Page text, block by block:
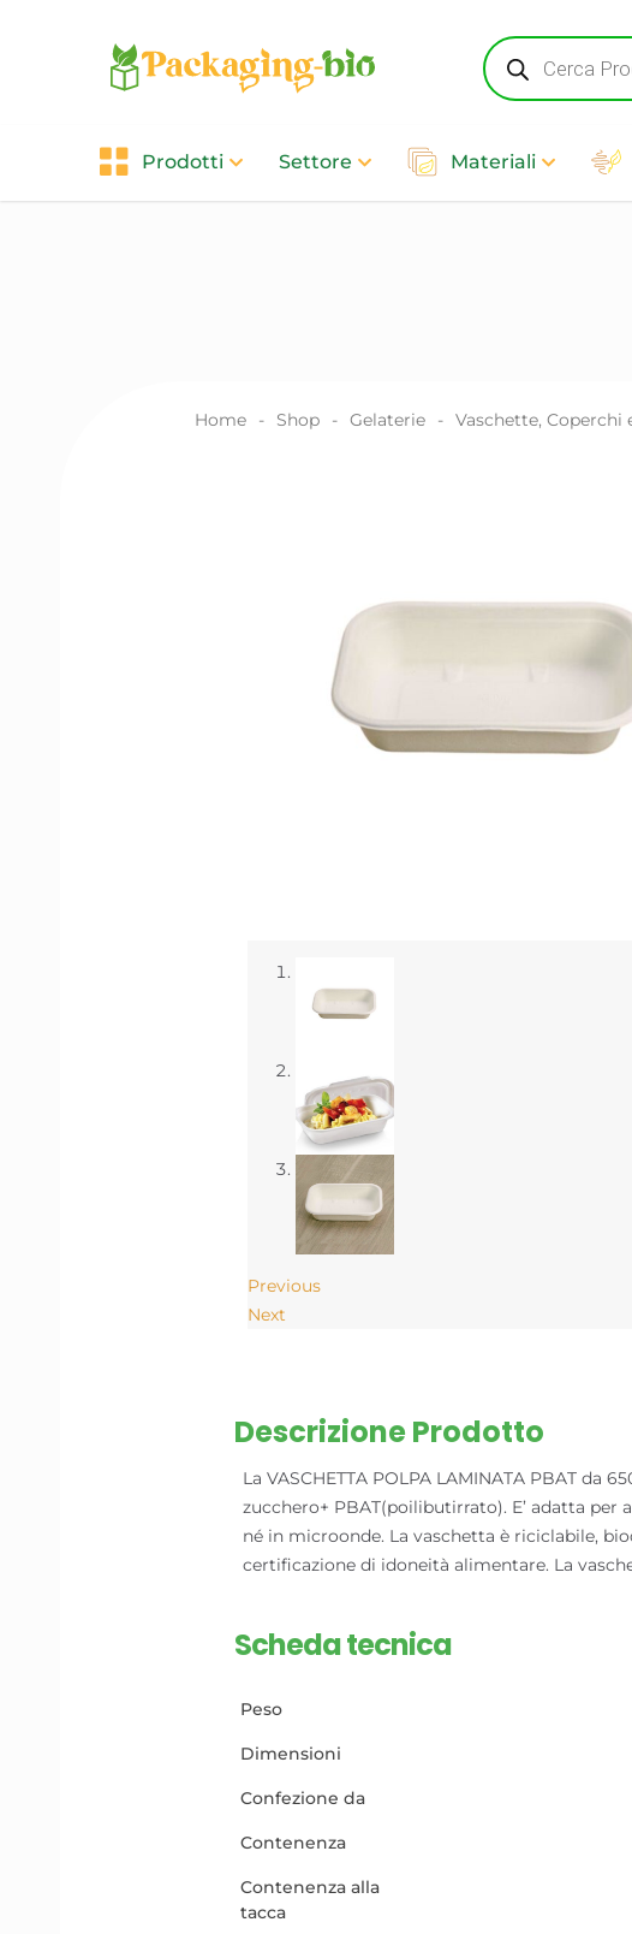
Products
search
Prodotti Settore Materiali
Home - Shop - Gelaterie - Vaschette, Coperchi
Previous
Next
Descrizione Prodotto
La VASCHETTA POLPA LAMINATA PBAT
zucchero+ PBAT(poilibutirrato). E’ adatta
né in microonde. La vaschetta è riciclabile,
certificazione di idoneità alimentare. La
Scheda tecnica
Peso
Dimensioni
Confezione da
Contenenza
Contenenza alla
tacca